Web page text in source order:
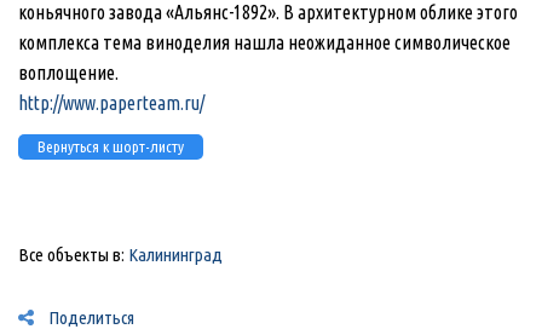
коньячного завода «Альянс-1892». В архитектурном облике этого
комплекса тема виноделия нашла неожиданное символическое
воплощение.
http://www.paperteam.ru/
Вернуться к шорт-листу
Все объекты в: Калининград
Поделиться